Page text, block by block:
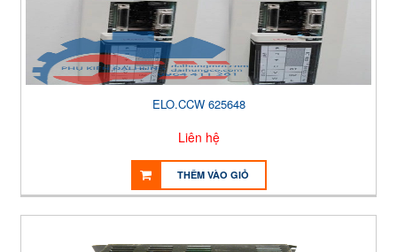
ELO.CCW 625648
Liên hệ
THÊM VÀO GIỎ